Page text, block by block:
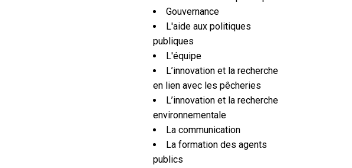
Gouvernance
L'aide aux politiques
publiques
L'équipe
L’innovation et la recherche
en lien avec les pêcheries
L’innovation et la recherche
environnementale
La communication
La formation des agents
publics